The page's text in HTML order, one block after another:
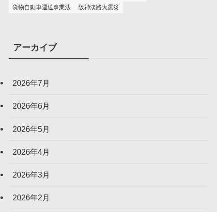
貨物自動車運送事業法
阪神淡路大震災
アーカイブ
2026年7月
2026年6月
2026年5月
2026年4月
2026年3月
2026年2月